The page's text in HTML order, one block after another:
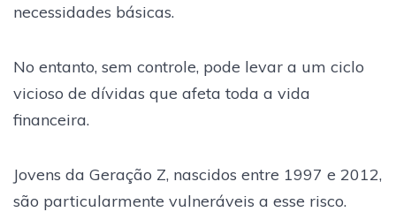
necessidades básicas.
No entanto, sem controle, pode levar a um ciclo
vicioso de dívidas que afeta toda a vida
financeira.
Jovens da Geração Z, nascidos entre 1997 e 2012,
são particularmente vulneráveis a esse risco.